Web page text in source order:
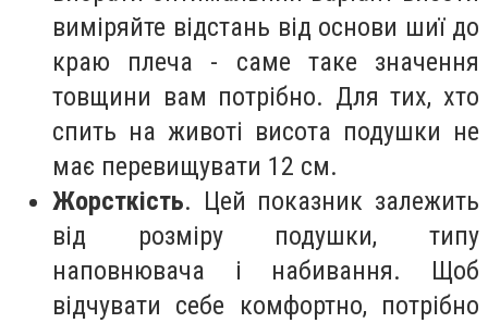
виміряйте відстань від основи шиї до
краю плеча - саме таке значення
товщини вам потрібно. Для тих, хто
спить на животі висота подушки не
має перевищувати 12 см.
Жорсткість. Цей показник залежить
від розміру подушки, типу
наповнювача і набивання. Щоб
відчувати себе комфортно, потрібно